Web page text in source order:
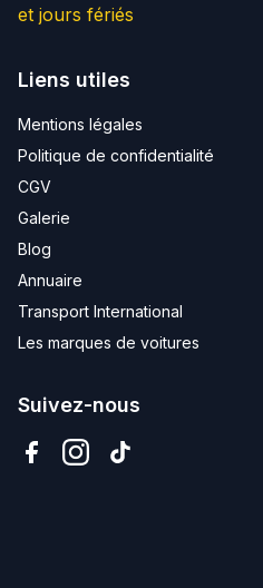
et jours fériés
Liens utiles
Mentions légales
Politique de confidentialité
CGV
Galerie
Blog
Annuaire
Transport International
Les marques de voitures
Suivez-nous